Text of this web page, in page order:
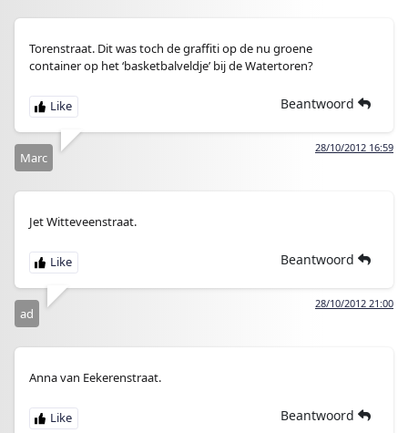
Torenstraat. Dit was toch de graffiti op de nu groene
container op het ‘basketbalveldje’ bij de Watertoren?
Beantwoord
28/10/2012 16:59
Marc
Jet Witteveenstraat.
Beantwoord
28/10/2012 21:00
ad
Anna van Eekerenstraat.
Beantwoord